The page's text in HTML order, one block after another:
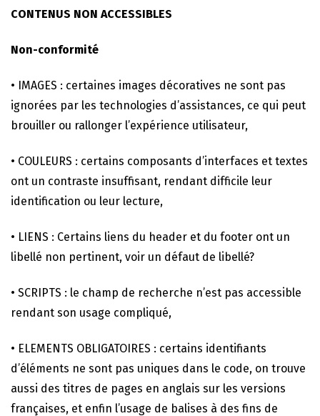
CONTENUS NON ACCESSIBLES
Non-conformité
• IMAGES : certaines images décoratives ne sont pas
ignorées par les technologies d’assistances, ce qui peut
brouiller ou rallonger l’expérience utilisateur,
• COULEURS : certains composants d’interfaces et textes
ont un contraste insuffisant, rendant difficile leur
identification ou leur lecture,
• LIENS : Certains liens du header et du footer ont un
libellé non pertinent, voir un défaut de libellé?
• SCRIPTS : le champ de recherche n’est pas accessible
rendant son usage compliqué,
• ELEMENTS OBLIGATOIRES : certains identifiants
d’éléments ne sont pas uniques dans le code, on trouve
aussi des titres de pages en anglais sur les versions
françaises, et enfin l’usage de balises à des fins de